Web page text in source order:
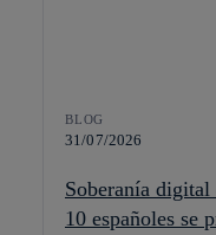
BLOG
31/07/2026
Soberanía digital
10 españoles se